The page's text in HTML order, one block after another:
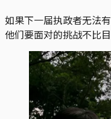
如果下一届执政者无法
他们要面对的挑战不比